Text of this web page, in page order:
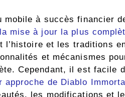
mobile à succès financier
mise à jour la plus
l’histoire et les traditions
et mécanismes
Cependant, il est facile
approche de Diablo Immortal
les modifications et